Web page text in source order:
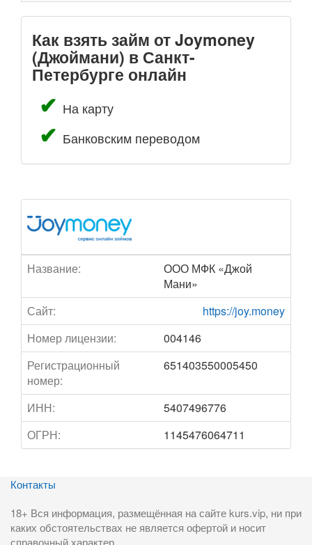
Как взять займ от Joymoney
(Джоймани) в Санкт-
Петербурге онлайн
На карту
Банковским переводом
Название:
ООО МФК «Джой
Мани»
Сайт:
https://joy.money
Номер лицензии:
004146
Регистрационный
номер:
651403550005450
ИНН:
5407496776
ОГРН:
1145476064711
Контакты
18+ Вся информация, размещённая на сайте kurs.vip, ни при
каких обстоятельствах не является офертой и носит
справочный характер.